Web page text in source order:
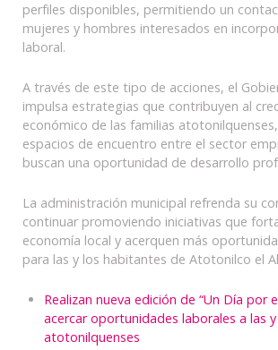
perfiles disponibles, permitiendo un
mujeres y hombres interesados en
laboral.
A través de este tipo de acciones, el
impulsa estrategias que contribuyen al
económico de las familias
espacios de encuentro entre el sector
buscan una oportunidad de desarrollo
La administración municipal refrenda su
continuar promoviendo iniciativas que
economía local y acerquen más
para las y los habitantes de Atotonilco el
Realizan nueva edición de “Un Día por
acercar oportunidades laborales a las
atotonilquenses